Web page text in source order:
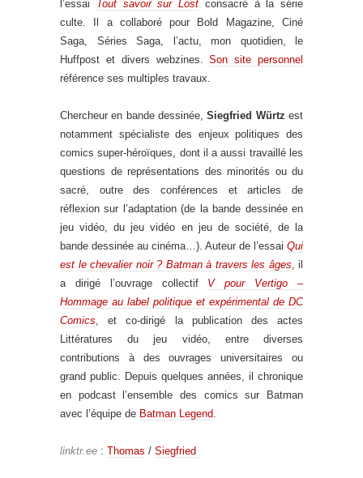
l’essai Tout savoir sur Lost consacré à la série
culte. Il a collaboré pour Bold Magazine, Ciné
Saga, Séries Saga, l’actu, mon quotidien, le
Huffpost et divers webzines.Son site personnel
référence ses multiples travaux.
Chercheur en bande dessinée,Siegfried Würtz est
notamment spécialiste des enjeux politiques des
comics super-héroïques, dont il a aussi travaillé les
questions de représentations des minorités ou du
sacré, outre des conférences et articles de
réflexion sur l’adaptation (de la bande dessinée en
jeu vidéo, du jeu vidéo en jeu de société, de la
bande dessinée au cinéma…). Auteur de l’essai Qui
est le chevalier noir ? Batman à travers les âges , il
a dirigé l’ouvrage collectif V pour Vertigo –
Hommage au label politique et expérimental de DC
Comics , et co-dirigé la publication des actes
Littératures du jeu vidéo, entre diverses
contributions à des ouvrages universitaires ou
grand public. Depuis quelques années, il chronique
en podcast l’ensemble des comics sur Batman
avec l’équipe de Batman Legend
linktr.ee : Thomas / Siegfried